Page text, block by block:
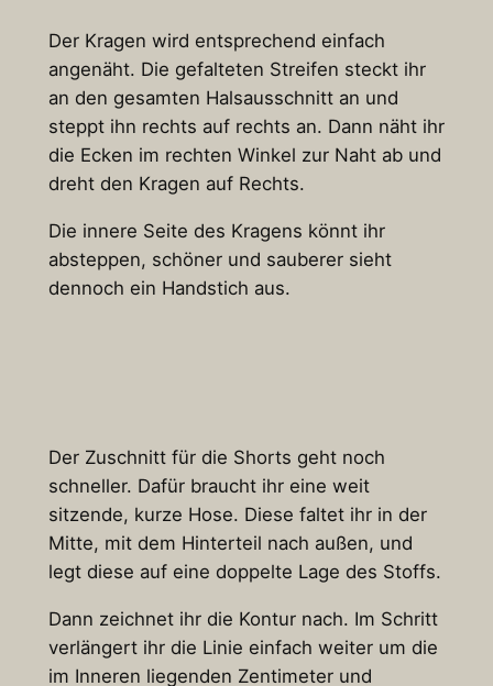
Der Kragen wird entsprechend einfach
angenäht. Die gefalteten Streifen steckt ihr
an den gesamten Halsausschnitt an und
steppt ihn rechts auf rechts an. Dann näht ihr
die Ecken im rechten Winkel zur Naht ab und
dreht den Kragen auf Rechts.
Die innere Seite des Kragens könnt ihr
absteppen, schöner und sauberer sieht
dennoch ein Handstich aus.
Der Zuschnitt für die Shorts geht noch
schneller. Dafür braucht ihr eine weit
sitzende, kurze Hose. Diese faltet ihr in der
Mitte, mit dem Hinterteil nach außen, und
legt diese auf eine doppelte Lage des Stoffs.
Dann zeichnet ihr die Kontur nach. Im Schritt
verlängert ihr die Linie einfach weiter um die
im Inneren liegenden Zentimeter und